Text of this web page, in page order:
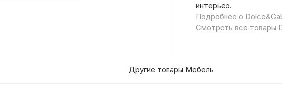
интерьер.
Подробнее о
Смотреть все товары
Другие товары Мебель